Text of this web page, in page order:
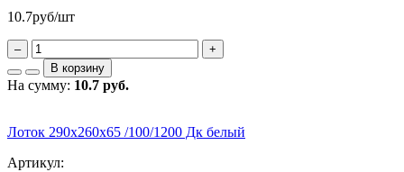
10.7руб/шт
–
+
В корзину
На сумму: 10.7 руб.
Лоток 290х260х65 /100/1200 Дк белый
Артикул: